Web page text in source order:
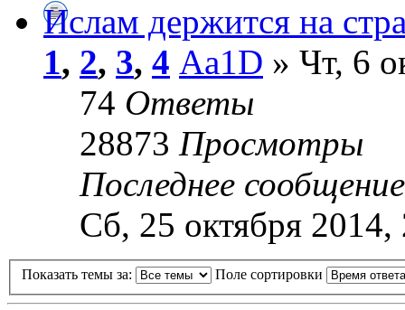
Ислам держится на
1, 2, 3, 4 Aa1D » Чт, 6
74 Ответы
28873 Просмотры
Последнее
Сб, 25 октября 2014,
Показать темы за: Поле сортировки